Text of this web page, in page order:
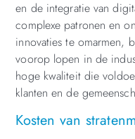
en de integratie van
complexe patronen en
innovaties te omarmen,
voorop lopen in de
hoge kwaliteit die
klanten en de
Kosten van